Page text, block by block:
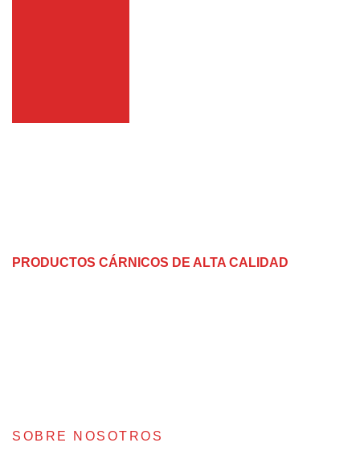
PRODUCTOS CÁRNICOS DE ALTA CALIDAD
SOBRE NOSOTROS